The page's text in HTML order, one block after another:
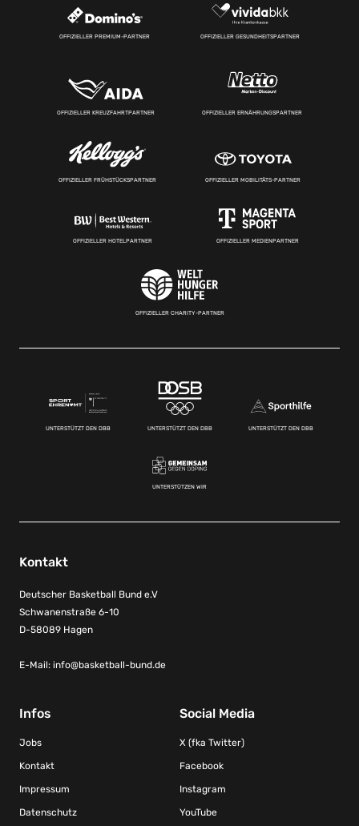
OFFIZIELLER PREMIUM-PARTNER OFFIZIELLER GESUNDHEITSPARTNER
OFFIZIELLER KREUZFAHRTPARTNER OFFIZIELLER ERNÄHRUNGSPARTNER
OFFIZIELLER FRÜHSTÜCKSPARTNER OFFIZIELLER MOBILITÄTS-PARTNER
OFFIZIELLER HOTELPARTNER OFFIZIELLER MEDIENPARTNER
OFFIZIELLER CHARITY-PARTNER
UNTERSTÜTZT DEN DBB UNTERSTÜTZT DEN DBB UNTERSTÜTZT DEN DBB
UNTERSTÜTZEN WIR
Kontakt
Deutscher Basketball Bund e.V
Schwanenstraße 6-10
D-58089 Hagen
E-Mail: info@basketball-bund.de
Infos
Jobs
Kontakt
Impressum
Datenschutz
Social Media
X (fka Twitter)
Facebook
Instagram
YouTube